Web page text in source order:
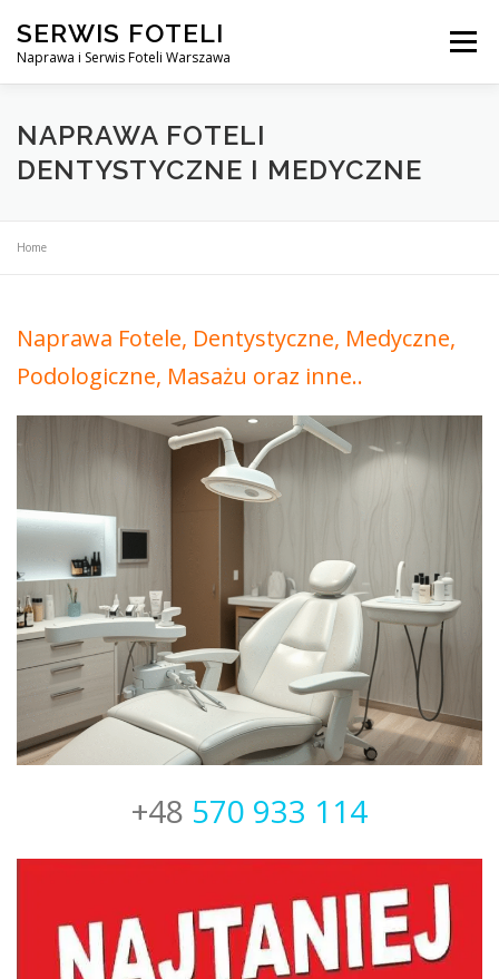
treści
SERWIS FOTELI
Naprawa i Serwis Foteli Warszawa
Menu
NAPRAWA FOTELI DENTYSTYCZNE I MEDYCZNE
NAPRAWA FOTELI
DENTYSTYCZNE I MEDYCZNE
Home
Naprawa Fotele, Dentystyczne, Medyczne,
Podologiczne, Masażu oraz inne..
+48 570 933 114